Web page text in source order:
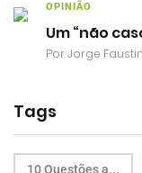
OPINIÃO
Um “não
PorJorge
Tags
10 Questões a...